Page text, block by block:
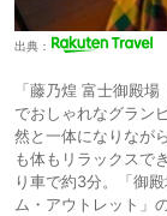
出典：
「藤乃煌 富士御殿
でおしゃれなグラン
然と一体になりなが
も体もリラックスで
り車で約3分。「御
ム・アウトレット」